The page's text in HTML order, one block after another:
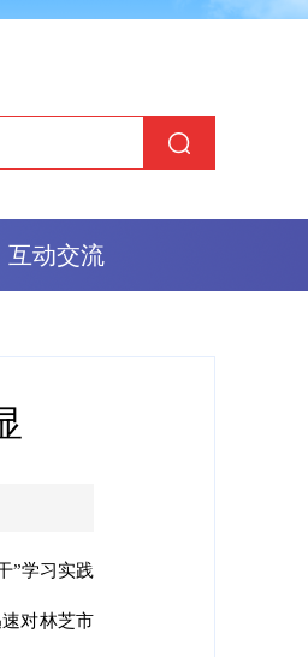
互动交流
”学习实践
对林芝市